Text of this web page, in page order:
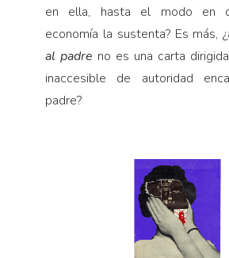
en ella, hasta el modo en
economía la sustenta? Es más,
al padre no es una carta
inaccesible de autoridad
padre?